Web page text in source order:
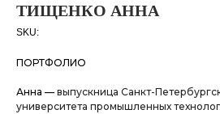
ТИЩЕНКО АННА
SKU:
ПОРТФОЛИО
Анна — выпускница Санкт-
университета промышленных